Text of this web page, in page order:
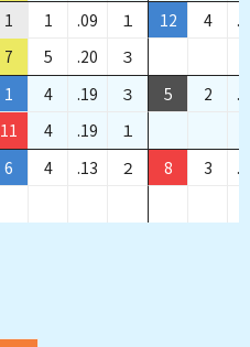
1 1 .09
１
7
5 .20 ３
12 4
1 4 .19
３
11
4 .19 １
5 2
6 4 .13 ２ 8 3